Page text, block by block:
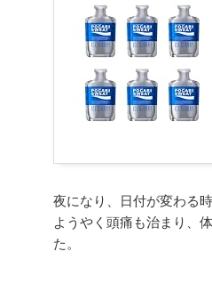
夜になり、日付が変わる
ようやく頭痛も治まり、
た。